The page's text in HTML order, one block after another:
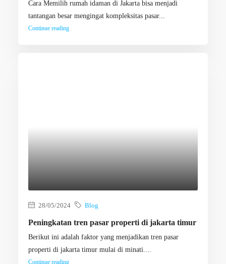
Cara Memilih rumah idaman di Jakarta bisa menjadi
tantangan besar mengingat kompleksitas pasar...
Continue reading
28/05/2024 Blog
Peningkatan tren pasar properti di jakarta timur
Berikut ini adalah faktor yang menjadikan tren pasar
properti di jakarta timur mulai di minati....
Continue reading